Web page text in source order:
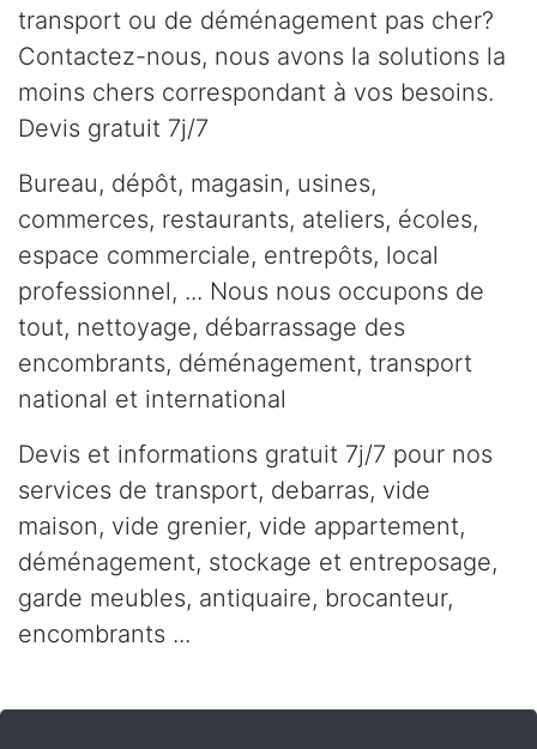
transport ou de déménagement pas cher?
Contactez-nous, nous avons la solutions la
moins chers correspondant à vos besoins.
Devis gratuit 7j/7
Bureau, dépôt, magasin, usines,
commerces, restaurants, ateliers, écoles,
espace commerciale, entrepôts, local
professionnel, ... Nous nous occupons de
tout, nettoyage, débarrassage des
encombrants, déménagement, transport
national et international
Devis et informations gratuit 7j/7 pour nos
services de transport, debarras, vide
maison, vide grenier, vide appartement,
déménagement, stockage et entreposage,
garde meubles, antiquaire, brocanteur,
encombrants ...